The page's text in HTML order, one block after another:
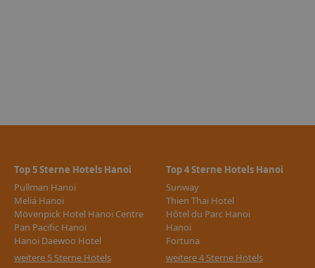
Top 5 Sterne Hotels Hanoi
Pullman Hanoi
Meliá Hanoi
Mövenpick Hotel Hanoi Centre
Pan Pacific Hanoi
Hanoi Daewoo Hotel
weitere 5 Sterne Hotels
Top 4 Sterne Hotels Hanoi
Sunway
Thien Thai Hotel
Hôtel du Parc Hanoi
Hanoi
Fortuna
weitere 4 Sterne Hotels